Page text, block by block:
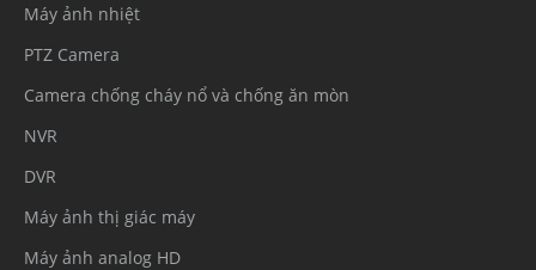
Máy ảnh nhiệt
PTZ Camera
Camera chống cháy nổ và chống ăn mòn
NVR
DVR
Máy ảnh thị giác máy
Máy ảnh analog HD